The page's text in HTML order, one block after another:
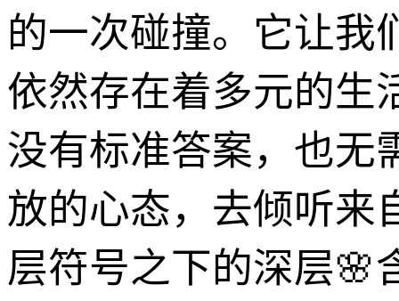
的一次碰撞。它让我
依然存在着多元的生
没有标准答案，也无
放的心态，去倾听来
层符号之下的深层🌸